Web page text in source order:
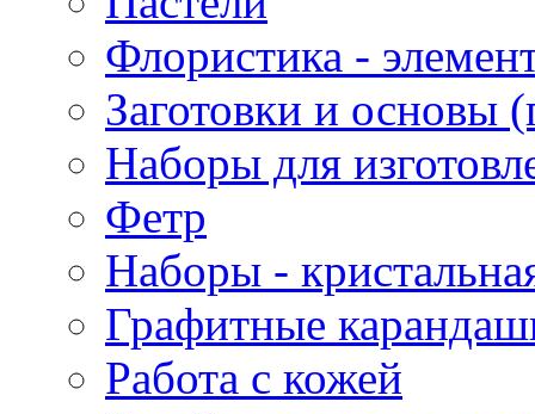
Флористика -
Заготовки и основы
Наборы для
Фетр
Наборы -
Графитные
Работа с кожей